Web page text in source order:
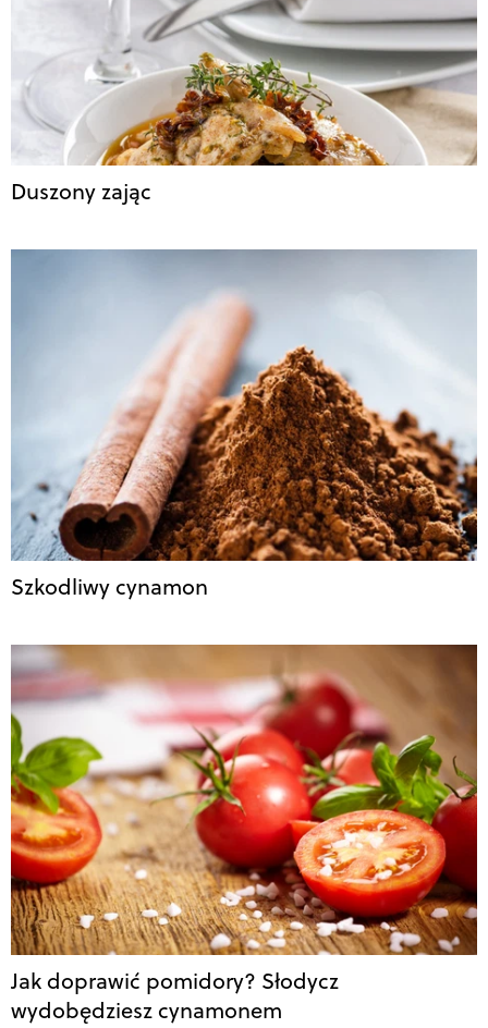
Duszony zając
Szkodliwy cynamon
Jak doprawić pomidory? Słodycz
wydobędziesz cynamonem